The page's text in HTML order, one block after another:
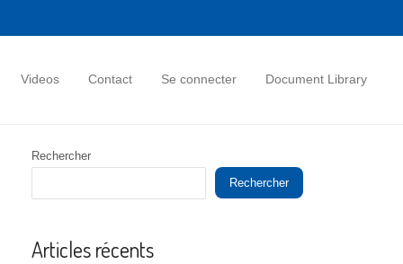
Videos Contact Se connecter Document Library
Rechercher
Rechercher
Articles récents